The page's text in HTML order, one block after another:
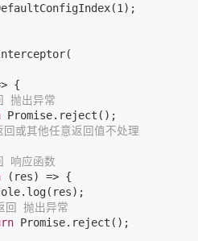
1 );
{
抛出异常
Promise.reject();
或其他任意返回值不处理
响应函数
( res) => {
.log(res);
抛出异常
Promise.reject();